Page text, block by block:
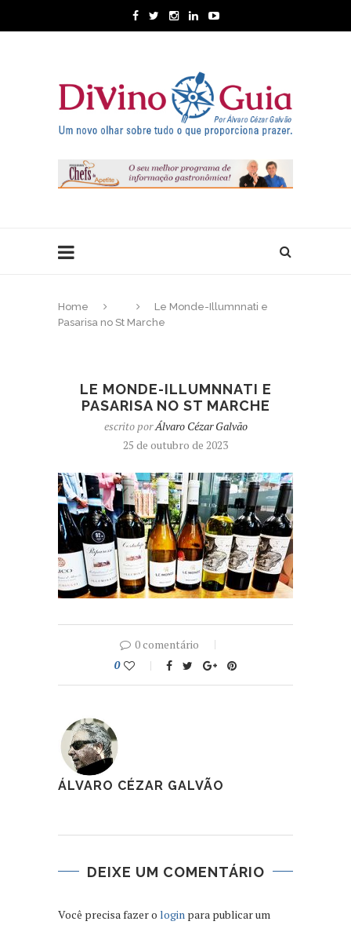
Home
Le Monde-Illumnnati e
Pasarisa no St Marche
LE MONDE-ILLUMNNATI E
PASARISA NO ST MARCHE
escrito porÁlvaro Cézar Galvão
25 de outubro de 2023
0 comentário
0
ÁLVARO CÉZAR GALVÃO
DEIXE UM COMENTÁRIO
Você precisa fazer o login para publicar um